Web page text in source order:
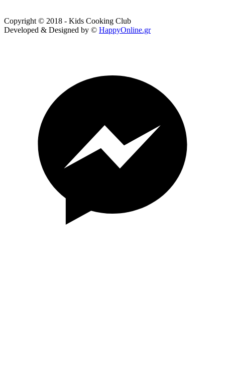
Copyright © 2018 - Kids Cooking Club
Developed & Designed by © HappyOnline.gr